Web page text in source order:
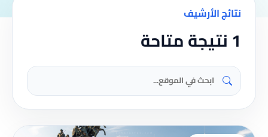
نتائج الأرشيف
1 نتيجة متاحة